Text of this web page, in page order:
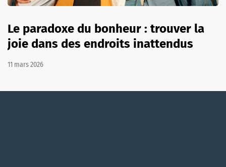
Le paradoxe du bonheur : trouver la
joie dans des endroits inattendus
11 mars 2026